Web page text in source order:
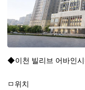
◆이천 빌리브 어바인
ㅁ위치